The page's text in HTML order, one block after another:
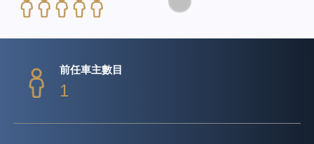
前任車主數目
1